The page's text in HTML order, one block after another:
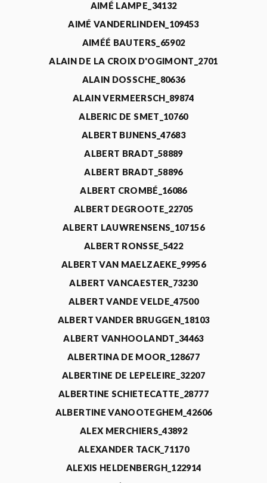
AIMÉ LAMPE_34132
AIMÉ VANDERLINDEN_109453
AIMÉÉ BAUTERS_65902
ALAIN DE LA CROIX D'OGIMONT_2701
ALAIN DOSSCHE_80636
ALAIN VERMEERSCH_89874
ALBERIC DE SMET_10760
ALBERT BIJNENS_47683
ALBERT BRADT_58889
ALBERT BRADT_58896
ALBERT CROMBÉ_16086
ALBERT DEGROOTE_22705
ALBERT LAUWRENSENS_107156
ALBERT RONSSE_5422
ALBERT VAN MAELZAEKE_99956
ALBERT VANCAESTER_73230
ALBERT VANDE VELDE_47500
ALBERT VANDER BRUGGEN_18103
ALBERT VANHOOLANDT_34463
ALBERTINA DE MOOR_128677
ALBERTINE DE LEPELEIRE_32207
ALBERTINE SCHIETECATTE_28777
ALBERTINE VANOOTEGHEM_42606
ALEX MERCHIERS_43892
ALEXANDER TACK_71170
ALEXIS HELDENBERGH_122914